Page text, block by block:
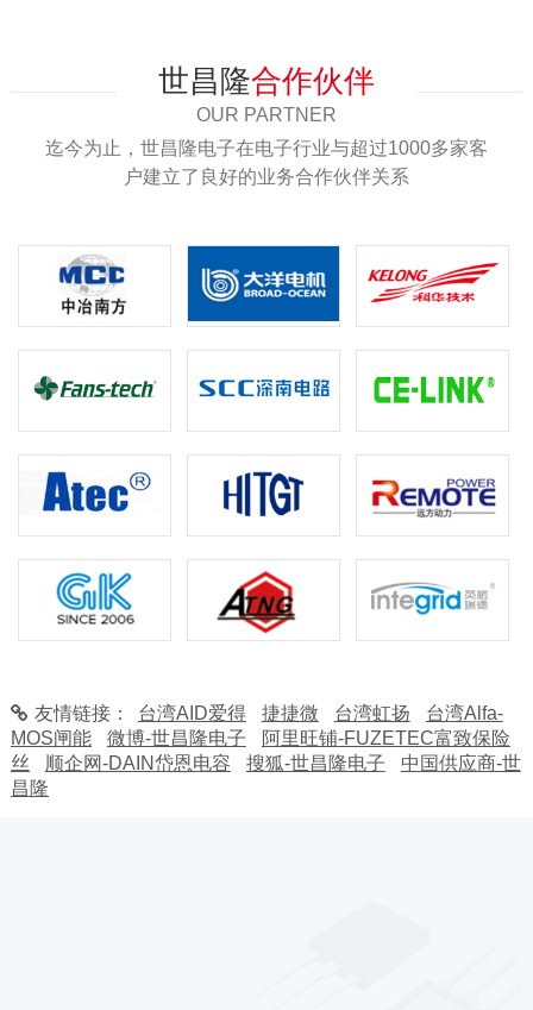
世昌隆合作伙伴
OUR PARTNER
迄今为止，世昌隆电子在电子行业与超过1000多家客
户建立了良好的业务合作伙伴关系
友情链接： 台湾AID爱得 捷捷微 台湾虹扬
台湾Alfa-
MOS闸能
微博-世昌隆电子
阿里旺铺-FUZETEC富致保险
丝
顺企网-DAIN岱恩电容 搜狐-世昌隆电子
中国供应商-世
昌隆